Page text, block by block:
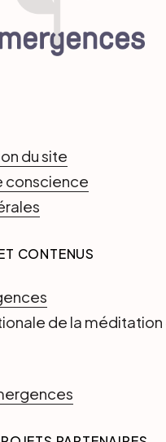
du site
conscience
CONTENUS
de la méditation